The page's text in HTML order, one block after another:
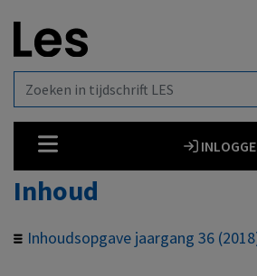
Inhoud
Inhoudsopgave jaargang 36